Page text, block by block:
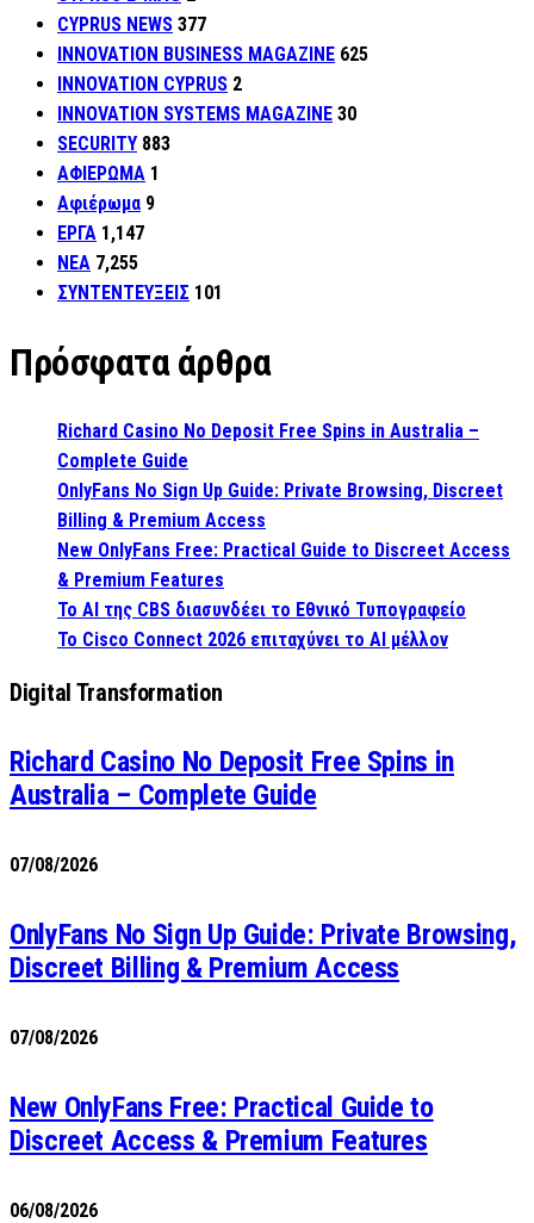
CYPRUS NEWS 377
INNOVATION BUSINESS MAGAZINE 625
INNOVATION CYPRUS 2
INNOVATION SYSTEMS MAGAZINE 30
SECURITY 883
ΑΦΙΕΡΩΜΑ 1
Αφιέρωμα 9
ΕΡΓΑ 1,147
ΝΕΑ 7,255
ΣΥΝΤΕΝΤΕΥΞΕΙΣ 101
Πρόσφατα άρθρα
Richard Casino No Deposit Free Spins in Australia –
Complete Guide
OnlyFans No Sign Up Guide: Private Browsing, Discreet
Billing & Premium Access
New OnlyFans Free: Practical Guide to Discreet Access
& Premium Features
Το AI της CBS διασυνδέει το Εθνικό Τυπογραφείο
Το Cisco Connect 2026 επιταχύνει το AI μέλλον
Digital Transformation
Richard Casino No Deposit Free Spins in
Australia – Complete Guide
07/08/2026
OnlyFans No Sign Up Guide: Private Browsing,
Discreet Billing & Premium Access
07/08/2026
New OnlyFans Free: Practical Guide to
Discreet Access & Premium Features
06/08/2026